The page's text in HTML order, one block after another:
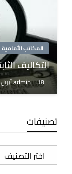
المكاتب الأمامية
التكاليف
admin 18 أبريل، 2018
تصنيفات
تصنيفات